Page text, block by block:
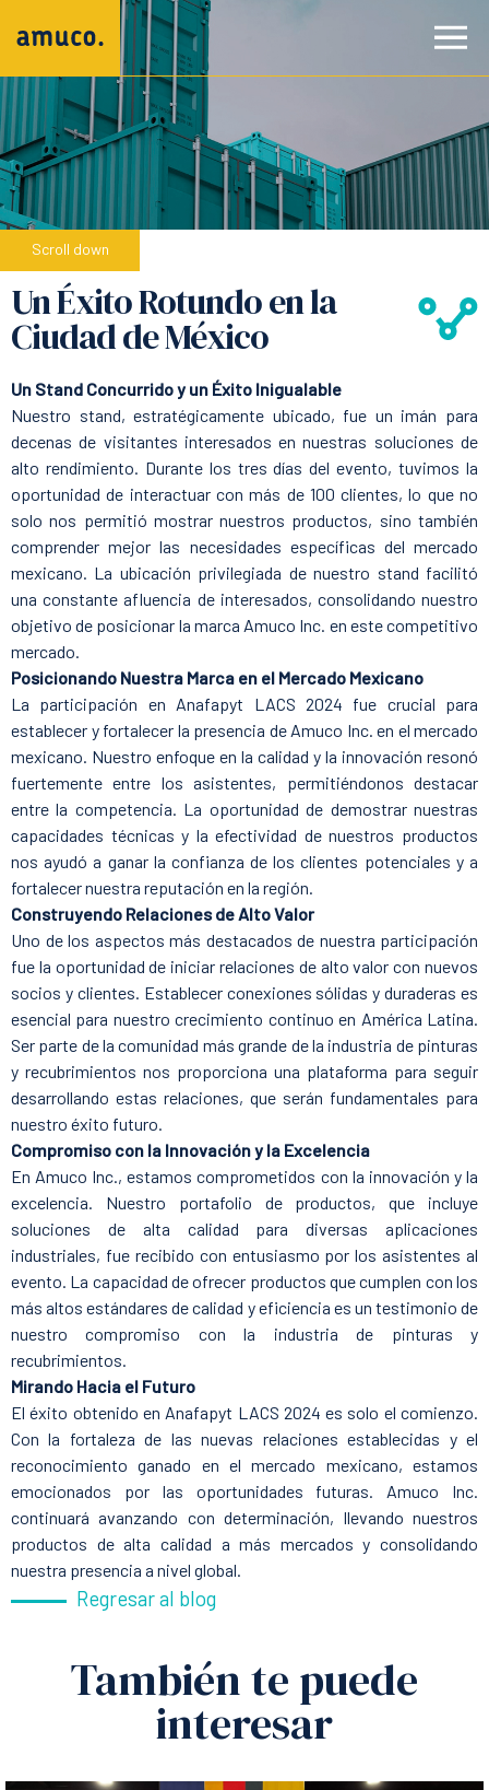
Scroll down
Un Éxito Rotundo en la
Ciudad de México
Un Stand Concurrido y un Éxito Inigualable
Nuestro stand, estratégicamente ubicado, fue un imán para
decenas de visitantes interesados en nuestras soluciones de
alto rendimiento. Durante los tres días del evento, tuvimos la
oportunidad de interactuar con más de 100 clientes, lo que no
solo nos permitió mostrar nuestros productos, sino también
comprender mejor las necesidades específicas del mercado
mexicano. La ubicación privilegiada de nuestro stand facilitó
una constante afluencia de interesados, consolidando nuestro
objetivo de posicionar la marca Amuco Inc. en este competitivo
mercado.
Posicionando Nuestra Marca en el Mercado Mexicano
La participación en Anafapyt LACS 2024 fue crucial para
establecer y fortalecer la presencia de Amuco Inc. en el mercado
mexicano. Nuestro enfoque en la calidad y la innovación resonó
fuertemente entre los asistentes, permitiéndonos destacar
entre la competencia. La oportunidad de demostrar nuestras
capacidades técnicas y la efectividad de nuestros productos
nos ayudó a ganar la confianza de los clientes potenciales y a
fortalecer nuestra reputación en la región.
Construyendo Relaciones de Alto Valor
Uno de los aspectos más destacados de nuestra participación
fue la oportunidad de iniciar relaciones de alto valor con nuevos
socios y clientes. Establecer conexiones sólidas y duraderas es
esencial para nuestro crecimiento continuo en América Latina.
Ser parte de la comunidad más grande de la industria de pinturas
y recubrimientos nos proporciona una plataforma para seguir
desarrollando estas relaciones, que serán fundamentales para
nuestro éxito futuro.
Compromiso con la Innovación y la Excelencia
En Amuco Inc., estamos comprometidos con la innovación y la
excelencia. Nuestro portafolio de productos, que incluye
soluciones de alta calidad para diversas aplicaciones
industriales, fue recibido con entusiasmo por los asistentes al
evento. La capacidad de ofrecer productos que cumplen con los
más altos estándares de calidad y eficiencia es un testimonio de
nuestro compromiso con la industria de pinturas y
recubrimientos.
Mirando Hacia el Futuro
El éxito obtenido en Anafapyt LACS 2024 es solo el comienzo.
Con la fortaleza de las nuevas relaciones establecidas y el
reconocimiento ganado en el mercado mexicano, estamos
emocionados por las oportunidades futuras. Amuco Inc.
continuará avanzando con determinación, llevando nuestros
productos de alta calidad a más mercados y consolidando
nuestra presencia a nivel global.
Regresar al blog
También te puede
interesar